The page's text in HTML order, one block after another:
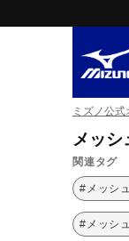
スニーカー
ライフス
ランニング
サッカー
ミズノ公
メッシ
関連タグ
#メッシ
#メッシ